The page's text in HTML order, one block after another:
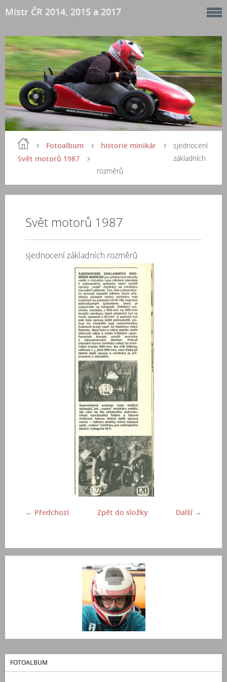
Mistr ČR 2014, 2015 a 2017
Fotoalbum
historie minikár
Svět motorů 1987
sjednocení
základních
rozměrů
Svět motorů 1987
sjednocení základních rozměrů
← Předchozí Další →
Zpět do složky
FOTOALBUM